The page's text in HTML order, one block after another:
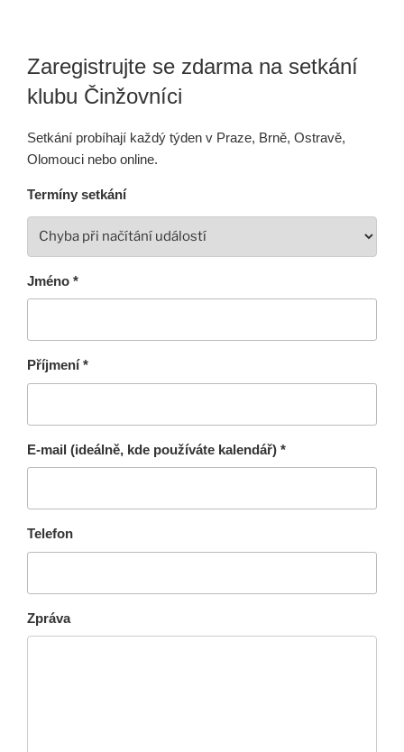
Zaregistrujte se zdarma na setkání
klubu Činžovníci
Setkání probíhají každý týden v Praze, Brně, Ostravě,
Olomouci nebo online.
Termíny setkání
Jméno *
Příjmení *
E-mail (ideálně, kde používáte kalendář) *
Telefon
Zpráva